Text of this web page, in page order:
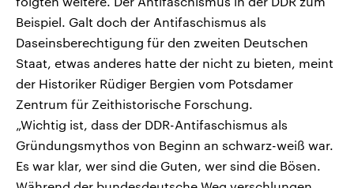
Beispiel. Galt doch der Antifaschismus als
Daseinsberechtigung für den zweiten Deutschen
Staat, etwas anderes hatte der nicht zu bieten, meint
der Historiker Rüdiger Bergien vom Potsdamer
Zentrum für Zeithistorische Forschung.
„Wichtig ist, dass der DDR-Antifaschismus als
Gründungsmythos von Beginn an schwarz-weiß war.
Es war klar, wer sind die Guten, wer sind die Bösen.